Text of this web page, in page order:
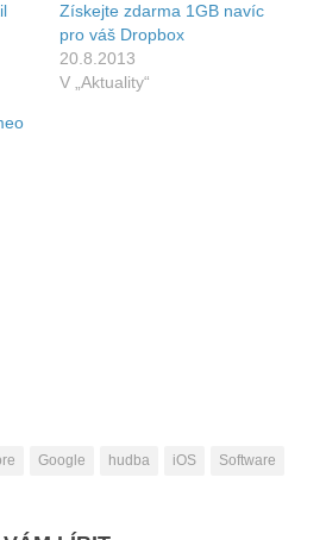
Získejte zdarma 1GB navíc
pro váš Dropbox
20.8.2013
V „Aktuality“
Google hudba iOS Software